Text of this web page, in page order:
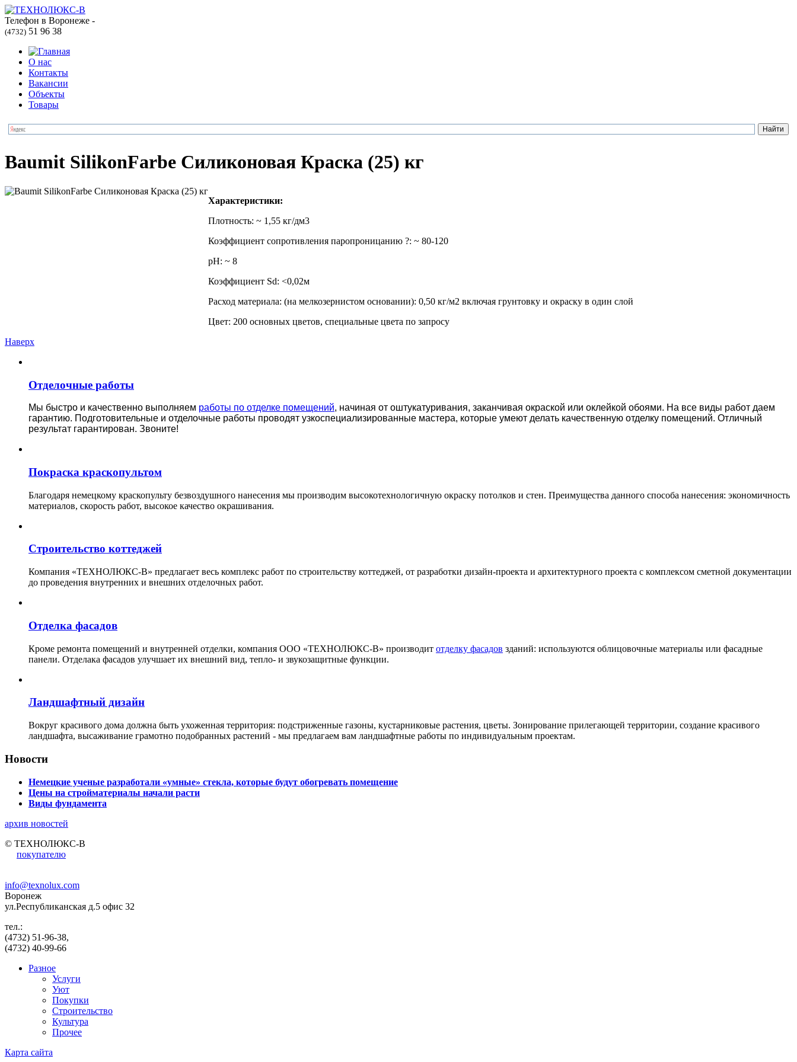
Телефон в Воронеже -
(4732) 51 96 38
О нас
Контакты
Вакансии
Объекты
Товары
Baumit SilikonFarbe Силиконовая Краска (25) кг
Характеристики:
Плотность: ~ 1,55 кг/дм3
Коэффициент сопротивления паропроницанию ?: ~ 80-120
pH: ~ 8
Коэффициент Sd: <0,02м
Расход материала: (на мелкозернистом основании): 0,50 кг/м2 включая грунтовку и окраску в один слой
Цвет: 200 основных цветов, специальные цвета по запросу
Наверх
Отделочные работы
Мы быстро и качественно выполняем работы по отделке помещений, начиная от оштукатуривания, заканчивая окраской или оклейкой обоями. На все виды работ даем
гарантию. Подготовительные и отделочные работы проводят узкоспециализированные мастера, которые умеют делать качественную отделку помещений. Отличный
результат гарантирован. Звоните!
Покраска краскопультом
Благодаря немецкому краскопульту безвоздушного нанесения мы производим высокотехнологичную окраску потолков и стен. Преимущества данного способа нанесения: экономичность
материалов, скорость работ, высокое качество окрашивания.
Строительство коттеджей
Компания «ТЕХНОЛЮКС-В» предлагает весь комплекс работ по строительству коттеджей, от разработки дизайн-проекта и архитектурного проекта с комплексом сметной документации
до проведения внутренних и внешних отделочных работ.
Отделка фасадов
Кроме ремонта помещений и внутренней отделки, компания ООО «ТЕХНОЛЮКС-В» производит отделку фасадов зданий: используются облицовочные материалы или фасадные
панели. Отделака фасадов улучшает их внешний вид, тепло- и звукозащитные функции.
Ландшафтный дизайн
Вокруг красивого дома должна быть ухоженная территория: подстриженные газоны, кустарниковые растения, цветы. Зонирование прилегающей территории, создание красивого
ландшафта, высаживание грамотно подобранных растений - мы предлагаем вам ландшафтные работы по индивидуальным проектам.
Новости
Немецкие ученые разработали «умные» стекла, которые будут обогревать помещение
Цены на стройматериалы начали расти
Виды фундамента
архив новостей
© ТЕХНОЛЮКС-В
покупателю
info@texnolux.com
Воронеж
ул.Республиканская д.5 офис 32
тел.:
(4732) 51-96-38,
(4732) 40-99-66
Разное
Услуги
Уют
Покупки
Строительство
Культура
Прочее
Карта сайта